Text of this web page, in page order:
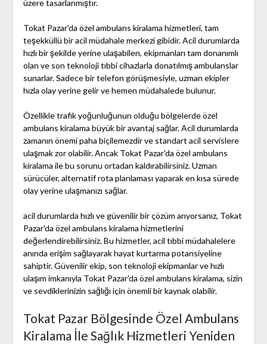
üzere tasarlanmıştır.
Tokat Pazar'da özel ambulans kiralama hizmetleri, tam
teşekküllü bir acil müdahale merkezi gibidir. Acil durumlarda
hızlı bir şekilde yerine ulaşabilen, ekipmanları tam donanımlı
olan ve son teknoloji tıbbi cihazlarla donatılmış ambulanslar
sunarlar. Sadece bir telefon görüşmesiyle, uzman ekipler
hızla olay yerine gelir ve hemen müdahalede bulunur.
Özellikle trafik yoğunluğunun olduğu bölgelerde özel
ambulans kiralama büyük bir avantaj sağlar. Acil durumlarda
zamanın önemi paha biçilemezdir ve standart acil servislere
ulaşmak zor olabilir. Ancak Tokat Pazar'da özel ambulans
kiralama ile bu sorunu ortadan kaldırabilirsiniz. Uzman
sürücüler, alternatif rota planlaması yaparak en kısa sürede
olay yerine ulaşmanızı sağlar.
acil durumlarda hızlı ve güvenilir bir çözüm arıyorsanız, Tokat
Pazar'da özel ambulans kiralama hizmetlerini
değerlendirebilirsiniz. Bu hizmetler, acil tıbbi müdahalelere
anında erişim sağlayarak hayat kurtarma potansiyeline
sahiptir. Güvenilir ekip, son teknoloji ekipmanlar ve hızlı
ulaşım imkanıyla Tokat Pazar'da özel ambulans kiralama, sizin
ve sevdiklerinizin sağlığı için önemli bir kaynak olabilir.
Tokat Pazar Bölgesinde Özel Ambulans
Kiralama İle Sağlık Hizmetleri Yeniden